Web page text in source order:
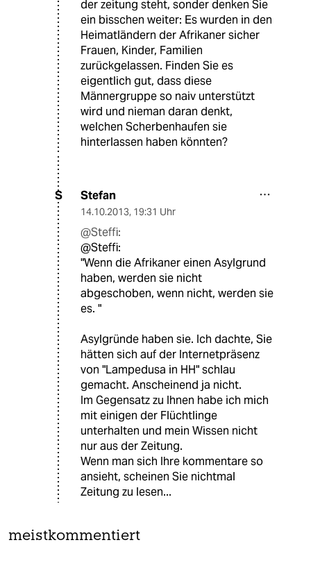
der zeitung steht, sonder denken Sie
ein bisschen weiter: Es wurden in den
Heimatländern der Afrikaner sicher
Frauen, Kinder, Familien
zurückgelassen. Finden Sie es
eigentlich gut, dass diese
Männergruppe so naiv unterstützt
wird und nieman daran denkt,
welchen Scherbenhaufen sie
hinterlassen haben könnten?
S Stefan
14.10.2013, 19:31 Uhr
@Steffi:
@Steffi:
"Wenn die Afrikaner einen Asylgrund
haben, werden sie nicht
abgeschoben, wenn nicht, werden sie
es. "
Asylgründe haben sie. Ich dachte, Sie
hätten sich auf der Internetpräsenz
von "Lampedusa in HH" schlau
gemacht. Anscheinend ja nicht.
Im Gegensatz zu Ihnen habe ich mich
mit einigen der Flüchtlinge
unterhalten und mein Wissen nicht
nur aus der Zeitung.
Wenn man sich Ihre kommentare so
ansieht, scheinen Sie nichtmal
Zeitung zu lesen...
meistkommentiert